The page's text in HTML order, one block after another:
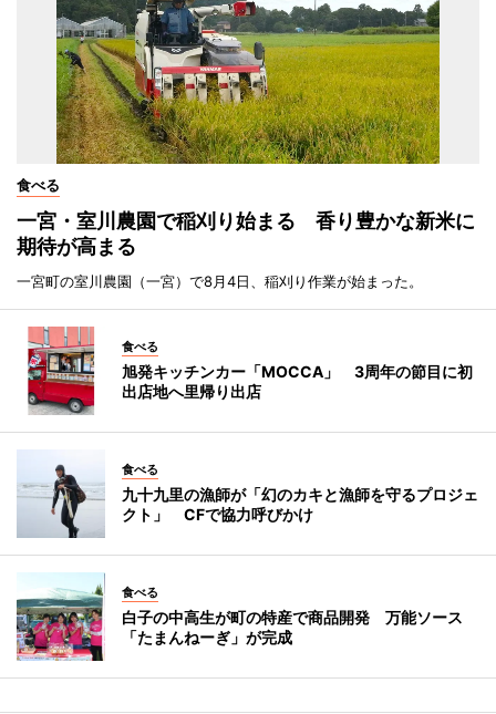
食べる
一宮・室川農園で稲刈り始まる 香り豊かな新米に
期待が高まる
一宮町の室川農園（一宮）で8月4日、稲刈り作業が始まった。
食べる
旭発キッチンカー「MOCCA」 3周年の節目に初
出店地へ里帰り出店
食べる
九十九里の漁師が「幻のカキと漁師を守るプロジェ
クト」 CFで協力呼びかけ
食べる
白子の中高生が町の特産で商品開発 万能ソース
「たまんねーぎ」が完成